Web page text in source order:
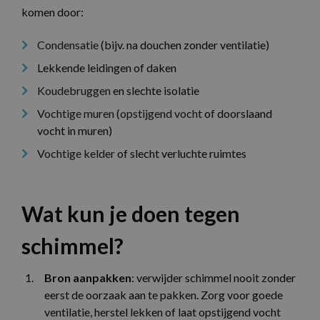
komen door:
Condensatie(bijv. na douchen zonder ventilatie)
Lekkende leidingen of daken
Koudebruggen en slechte isolatie
Vochtige muren (opstijgend vochtof doorslaand
vocht in muren)
Vochtige kelderof slecht verluchte ruimtes
Wat kun je doen tegen
schimmel?
Bron aanpakken: verwijder schimmel nooit zonder
eerst de oorzaak aan te pakken. Zorg voor goede
ventilatie, herstel lekken of laat opstijgend vocht